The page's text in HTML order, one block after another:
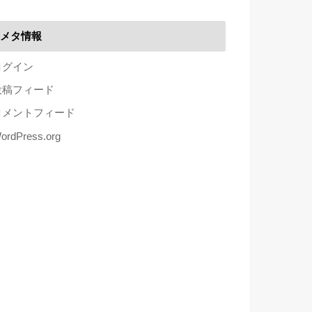
メタ情報
グイン
稿フィード
メントフィード